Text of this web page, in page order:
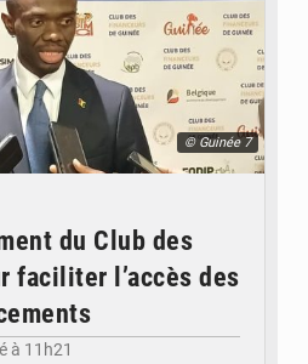
© Guinée 7
du Club des
faciliter l’accès des
à 11h21